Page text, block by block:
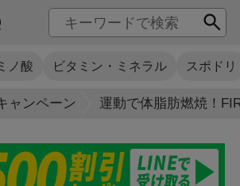
ノ酸 ビタミン・ミネラル スポドリ
ャンペーン 運動で体脂肪燃焼！